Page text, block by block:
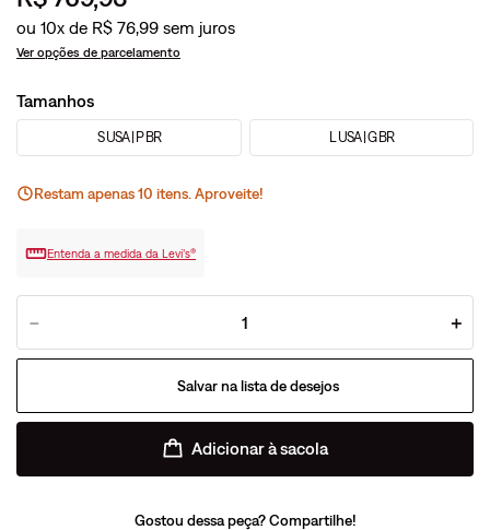
ou 10x de R$ 76,99
Ver opções de parcelamento
Tamanhos
S USA | P BR L USA | G BR
Restam apenas10 itens. Aproveite!
Entenda a medida da Levi’s®
＋
－
Adicionar à sacola
Gostou dessa peça? Compartilhe!